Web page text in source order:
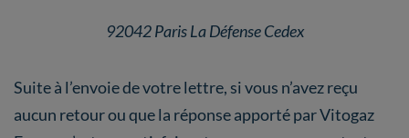
92042 Paris La Défense Cedex
Suite à l’envoie de votre lettre, si vous n’avez reçu
aucun retour ou que la réponse apporté par Vitogaz